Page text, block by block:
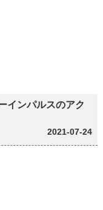
インパルスのアク
2021-07-24